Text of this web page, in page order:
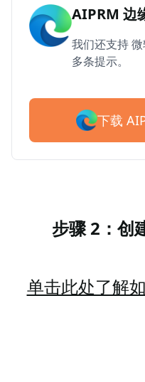
AIPRM 边
我们还支持
多条提示。
下载
步骤 2：创
单击此处了解